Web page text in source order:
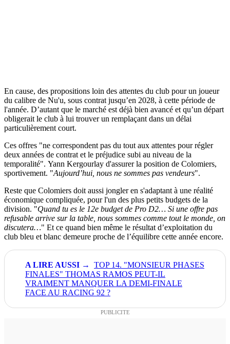
En cause, des propositions loin des attentes du club pour un joueur
du calibre de Nu'u, sous contrat jusqu’en 2028, à cette période de
l'année. D’autant que le marché est déjà bien avancé et qu’un départ
obligerait le club à lui trouver un remplaçant dans un délai
particulièrement court.
Ces offres "ne correspondent pas du tout aux attentes pour régler
deux années de contrat et le préjudice subi au niveau de la
temporalité". Yann Kergourlay d'assurer la position de Colomiers,
sportivement. "Aujourd’hui, nous ne sommes pas vendeurs".
Reste que Colomiers doit aussi jongler en s'adaptant à une réalité
économique compliquée, pour l'un des plus petits budgets de la
division. "Quand tu es le 12e budget de Pro D2… Si une offre pas
refusable arrive sur la table, nous sommes comme tout le monde, on
discutera…" Et ce quand bien même le résultat d’exploitation du
club bleu et blanc demeure proche de l’équilibre cette année encore.
TOP 14. "MONSIEUR PHASES
FINALES" THOMAS RAMOS PEUT-IL
VRAIMENT MANQUER LA DEMI-FINALE
FACE AU RACING 92 ?